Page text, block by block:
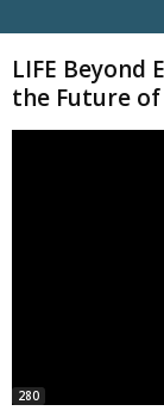
LIFE Beyond
the Future
280